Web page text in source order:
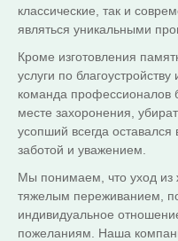
классические, так и
являться уникальными
Кроме изготовления
услуги по
команда профессионалов
месте захоронения,
усопший всегда
заботой и уважением.
Мы понимаем, что уход из
тяжелым переживанием,
индивидуальное
пожеланиям. Наша